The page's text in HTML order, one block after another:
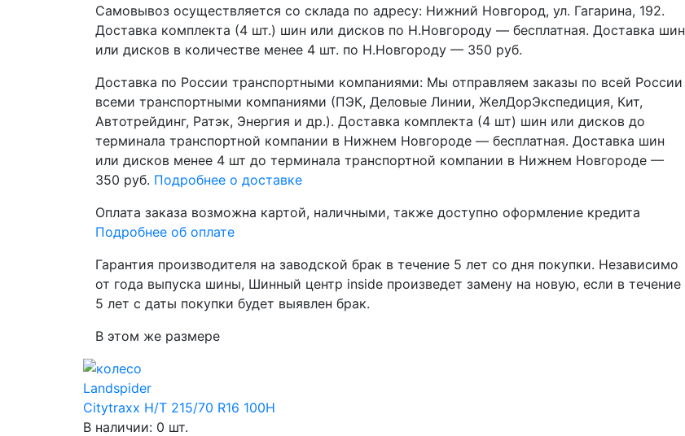
Самовывоз осуществляется со склада по адресу: Нижний Новгород, ул. Гагарина, 192.
Доставка комплекта (4 шт.) шин или дисков по Н.Новгороду — бесплатная. Доставка шин
или дисков в количестве менее 4 шт. по Н.Новгороду — 350 руб.
Доставка по России транспортными компаниями: Мы отправляем заказы по всей России
всеми транспортными компаниями (ПЭК, Деловые Линии, ЖелДорЭкспедиция, Кит,
Автотрейдинг, Ратэк, Энергия и др.). Доставка комплекта (4 шт) шин или дисков до
терминала транспортной компании в Нижнем Новгороде — бесплатная. Доставка шин
или дисков менее 4 шт до терминала транспортной компании в Нижнем Новгороде —
350 руб. Подробнее о доставке
Оплата заказа возможна картой, наличными, также доступно оформление кредита
Подробнее об оплате
Гарантия производителя на заводской брак в течение 5 лет со дня покупки. Независимо
от года выпуска шины, Шинный центр inside произведет замену на новую, если в течение
5 лет с даты покупки будет выявлен брак.
В этом же размере
Landspider
Citytraxx H/T 215/70 R16 100H
В наличии: 0 шт.